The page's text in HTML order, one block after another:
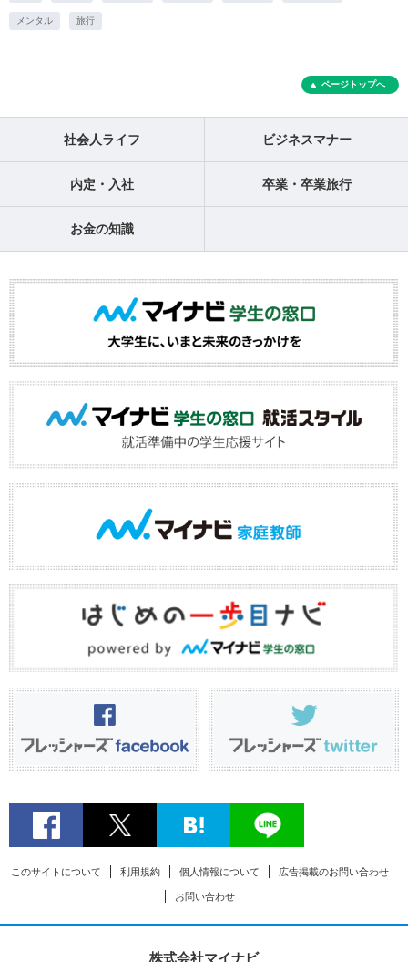
メンタル 旅行
ページトップへ
社会人ライフ ビジネスマナー
内定・入社 卒業・卒業旅行
お金の知識
このサイトについて 利用規約 個人情報について 広告掲載のお問い合わせ
お問い合わせ
株式会社マイナビ